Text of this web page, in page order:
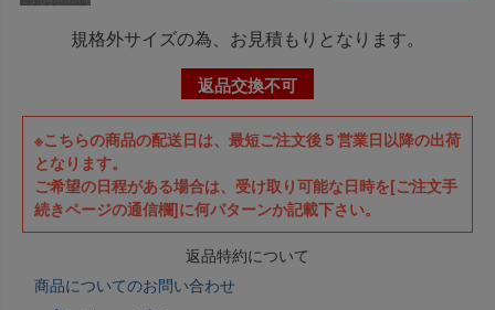
オーダーカット加工お申込み用紙 (PDF)
規格外サイズの為、お見積もりとなります。
返品交換不可
※こちらの商品の配送日は、最短ご注文後５営業日以降の出荷
となります。
ご希望の日程がある場合は、受け取り可能な日時を[ご注文手
続きページの通信欄]に何パターンか記載下さい。
返品特約について
商品についてのお問い合わせ